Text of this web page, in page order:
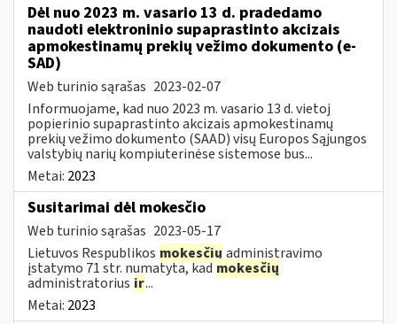
Dėl nuo 2023 m. vasario 13 d. pradedamo
naudoti elektroninio supaprastinto akcizais
apmokestinamų prekių vežimo dokumento (e-
SAD)
Web turinio sąrašas 2023-02-07
Informuojame, kad nuo 2023 m. vasario 13 d. vietoj
popierinio supaprastinto akcizais apmokestinamų
prekių vežimo dokumento (SAAD) visų Europos Sąjungos
valstybių narių kompiuterinėse sistemose bus...
Metai: 2023
Susitarimai dėl mokesčio
Web turinio sąrašas 2023-05-17
Lietuvos Respublikos mokesčių administravimo
įstatymo 71 str. numatyta, kadmokesčių
administratorius ir...
Metai: 2023